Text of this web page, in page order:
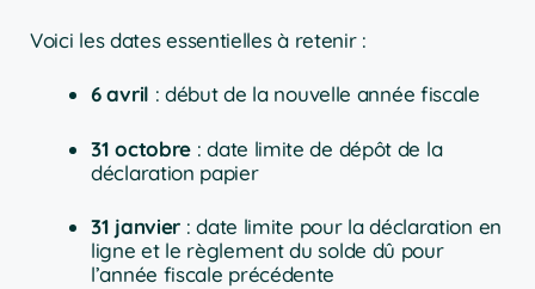
Voici les dates essentielles à retenir :
6 avril : début de la nouvelle année fiscale
31 octobre : date limite de dépôt de la
déclaration papier
31 janvier : date limite pour la déclaration en
ligne et le règlement du solde dû pour
l’année fiscale précédente